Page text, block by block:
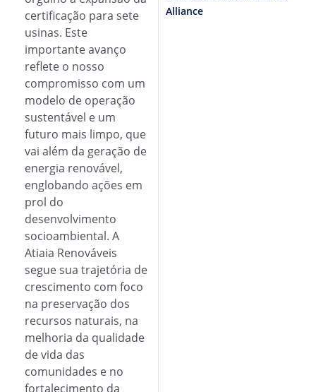
certificação para sete
usinas. Este
importante avanço
reflete o nosso
compromisso com um
modelo de operação
sustentável e um
futuro mais limpo, que
vai além da geração de
energia renovável,
englobando ações em
prol do
desenvolvimento
socioambiental. A
Atiaia Renováveis
segue sua trajetória de
crescimento com foco
na preservação dos
recursos naturais, na
melhoria da qualidade
de vida das
comunidades e no
fortalecimento da
Alliance